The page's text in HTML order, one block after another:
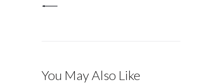
You May Also Like